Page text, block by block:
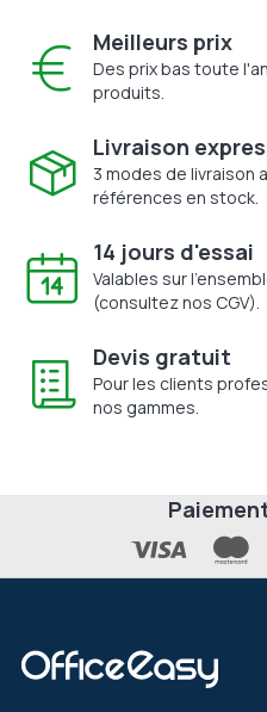
Meilleurs prix
Des prix bas toute
produits.
Livraison
3 modes de livraison
références en stock.
14 jours d'essai
Valables sur
(consultez nos CGV).
Devis gratuit
Pour les clients
nos gammes.